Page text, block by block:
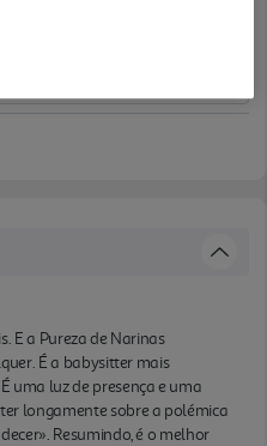
E a Pureza de Narinas
É a babysitter mais
uma luz de presença e uma
longamente sobre a polémica
Resumindo, é o melhor